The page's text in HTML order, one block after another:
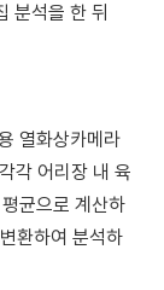
분석을 한 뒤
열화상카메라
각 어리장 내 육
균으로 계산하
환하여 분석하